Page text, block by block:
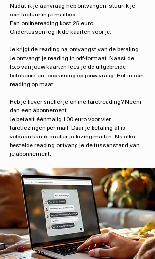
Nadat ik je aanvraag heb ontvangen, stuur ik je
een factuur in je mailbox.
Een onlinereading kost 25 euro.
Ondertussen leg ik de kaarten voor je.
Je krijgt de reading na ontvangst van de betaling.
Je ontvangt je reading in pdf-formaat. Naast de
foto van jouw kaarten lees je de uitgebreide
betekenis en toepassing op jouw vraag. Het is een
reading op maat.
Heb je liever sneller je online tarotreading? Neem
dan een abonnement.
Je betaalt éénmalig 100 euro voor vier
tarotlezingen per mail. Daar je betaling al is
voldaan kan ik sneller je lezing mailen. Na elke
bestelde reading ontvang je de tussenstand van
je abonnement.